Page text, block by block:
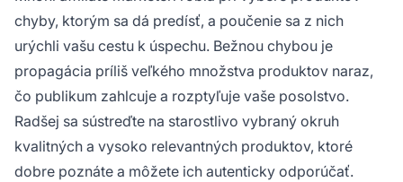
chyby, ktorým sa dá predísť, a poučenie sa z nich
urýchli vašu cestu k úspechu. Bežnou chybou je
propagácia príliš veľkého množstva produktov naraz,
čo publikum zahlcuje a rozptyľuje vaše posolstvo.
Radšej sa sústreďte na starostlivo vybraný okruh
kvalitných a vysoko relevantných produktov, ktoré
dobre poznáte a môžete ich autenticky odporúčať.